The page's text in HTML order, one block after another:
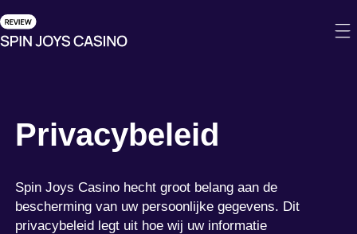
Privacybeleid
Spin Joys Casino hecht groot belang aan de
bescherming van uw persoonlijke gegevens. Dit
privacybeleid legt uit hoe wij uw informatie